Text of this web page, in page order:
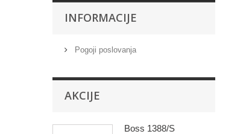
INFORMACIJE
Pogoji poslovanja
AKCIJE
Boss 1388/S